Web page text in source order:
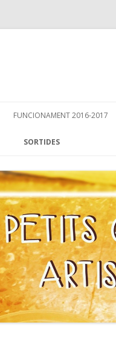
FUNCIONAMENT 2016-2017
SORTIDES